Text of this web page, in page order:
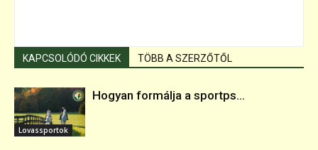
KAPCSOLÓDÓ CIKKEK TÖBB A SZERZŐTŐL
Lovassportok
Hogyan formálja a sportps...